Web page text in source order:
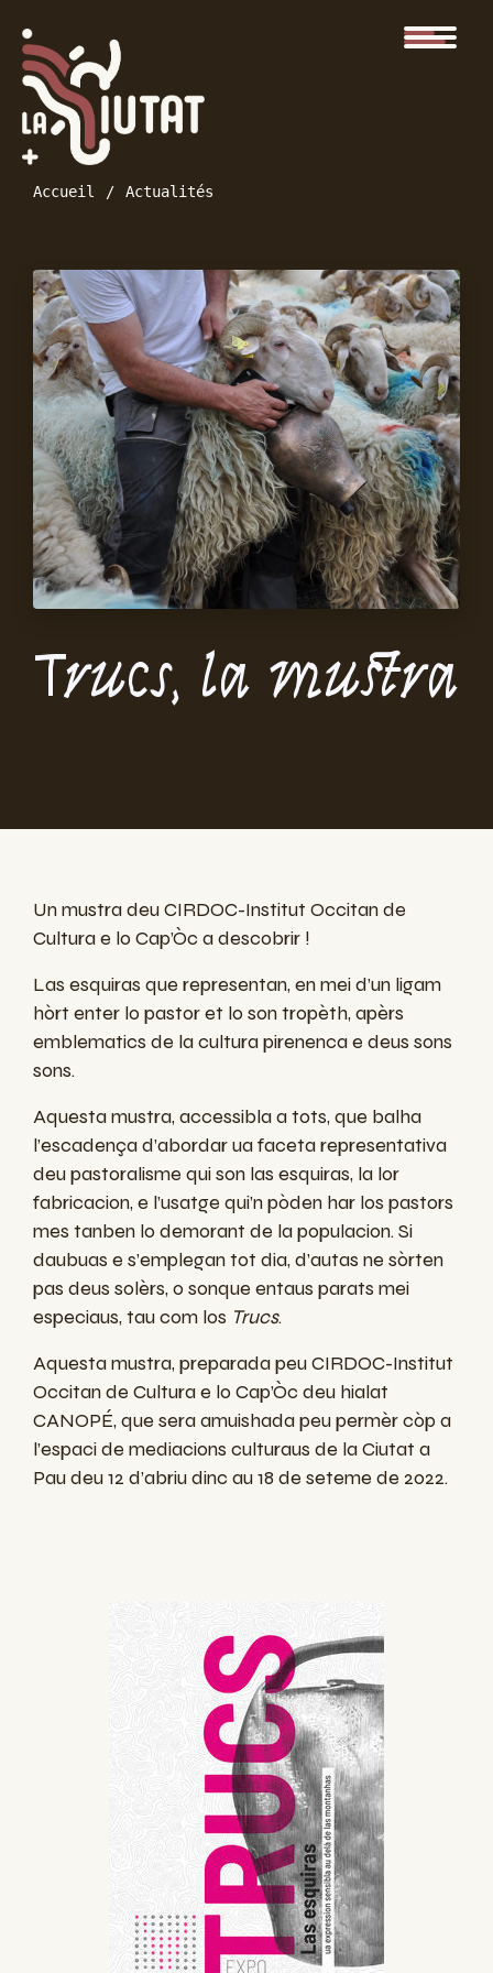
Accueil Actualités
Trucs, la mustra
Un mustra deu CIRDOC-Institut Occitan de
Cultura e lo Cap’Òc a descobrir !
Las esquiras que representan, en mei d’un ligam
hòrt enter lo pastor et lo son tropèth, apèrs
emblematics de la cultura pirenenca e deus sons
sons.
Aquesta mustra, accessibla a tots, que balha
l’escadençad’abordar uafacetarepresentativa
deu pastoralisme qui son las esquiras, la lor
fabricacion, e l’usatge qui’n pòden har los pastors
mes tanben lo demorant de la populacion. Si
daubuas e s’emplegan tot dia, d’autas ne sòrten
pas deus solèrs,o sonque entaus parats mei
especiaus,taucom los Trucs.
Aquesta mustra, preparada peu CIRDOC-Institut
Occitan de Cultura e lo Cap’Òc deu hialat
CANOPÉ, que sera amuishadapeupermèr còp a
l’espacide mediacions culturaus de la Ciutat a
Pau deu 12 d’abriudinc au 18 de seteme de 2022.